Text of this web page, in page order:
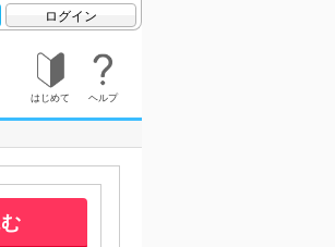
ログイン
はじめて ヘルプ